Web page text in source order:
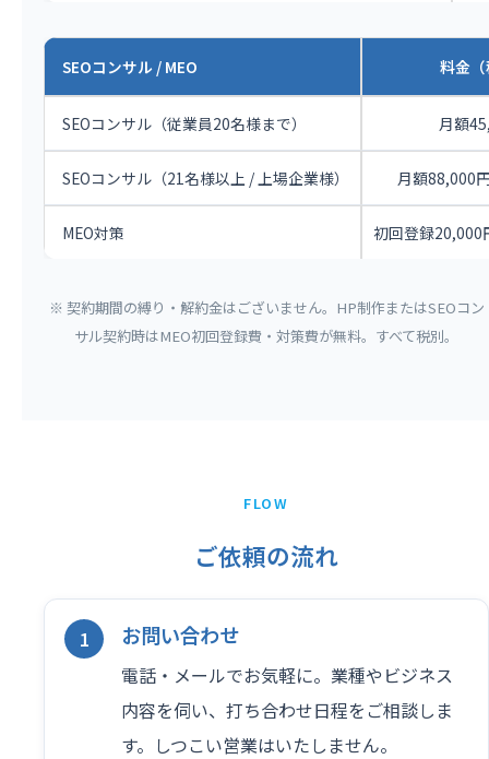
SEOコンサル / MEO 料金
SEOコンサル（従業員20名様まで） 月額
SEOコンサル（21名様以上 / 上場企業様） 月額88,000
MEO対策 初回登録20,000
※ 契約期間の縛り・解約金はございません。HP制作またはSEOコン
サル契約時はMEO初回登録費・対策費が無料。すべて税別。
FLOW
ご依頼の流れ
お問い合わせ
電話・メールでお気軽に。業種やビジネス
内容を伺い、打ち合わせ日程をご相談しま
す。しつこい営業はいたしません。